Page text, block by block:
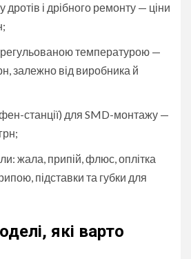
і дрібного ремонту — ціни
регульованою температурою —
залежно від виробника й
станції) для SMD-монтажу —
жала, припій, флюс, оплітка
підставки та губки для
які варто